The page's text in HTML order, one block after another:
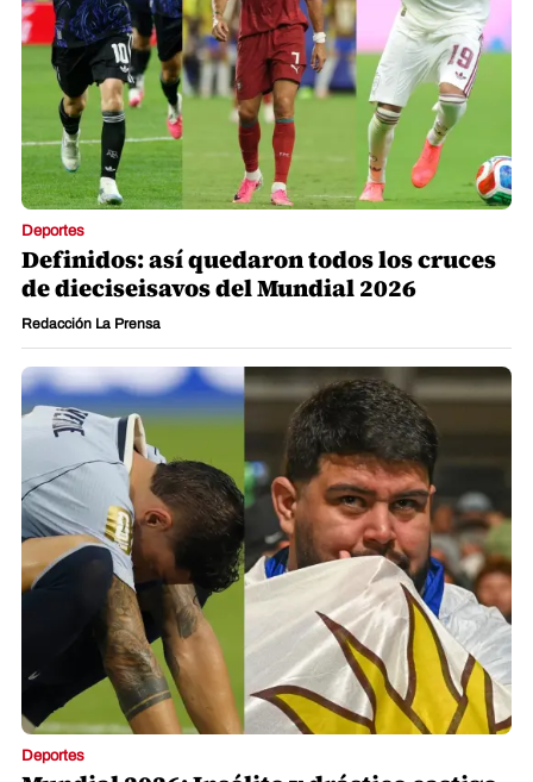
responde, revés a CR7 y otro doblete en
Bota de Oro
Lesly Gutiérrez
Deportes
Definidos: así quedaron todos los cruces
de dieciseisavos del Mundial 2026
Redacción La Prensa